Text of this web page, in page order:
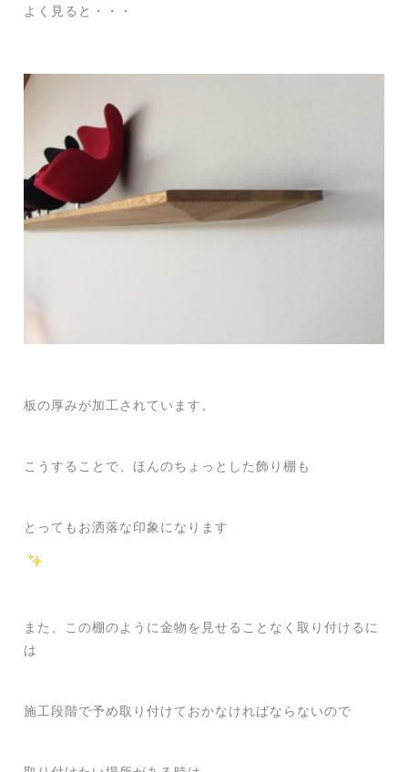
よく見ると・・・
板の厚みが加工されています。
こうすることで、ほんのちょっとした飾り棚も
とってもお洒落な印象になります
また、この棚のように金物を見せることなく取り付けるに
は
施工段階で予め取り付けておかなければならないので